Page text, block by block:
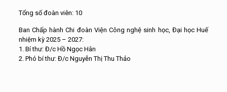
Tổng số đoàn viên: 10
Ban Chấp hành Chi đoàn Viện Công nghệ sinh học, Đại học Huế
nhiệm kỳ 2025 – 2027:
1. Bí thư: Đ/c Hồ Ngọc Hân
2. Phó bí thư: Đ/c Nguyễn Thị Thu Thảo